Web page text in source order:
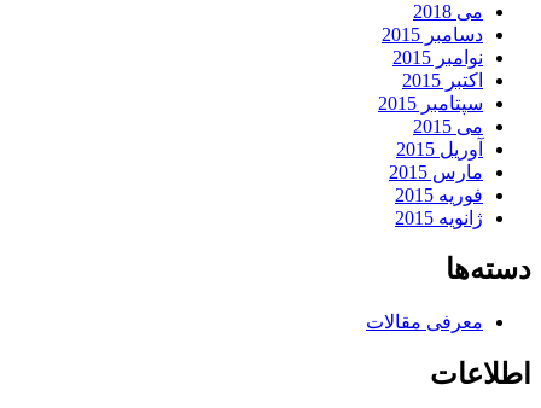
می 2018
دسامبر 2015
نوامبر 2015
اکتبر 2015
سپتامبر 2015
می 2015
آوریل 2015
مارس 2015
فوریه 2015
ژانویه 2015
دسته‌ها
معرفی مقالات
اطلاعات